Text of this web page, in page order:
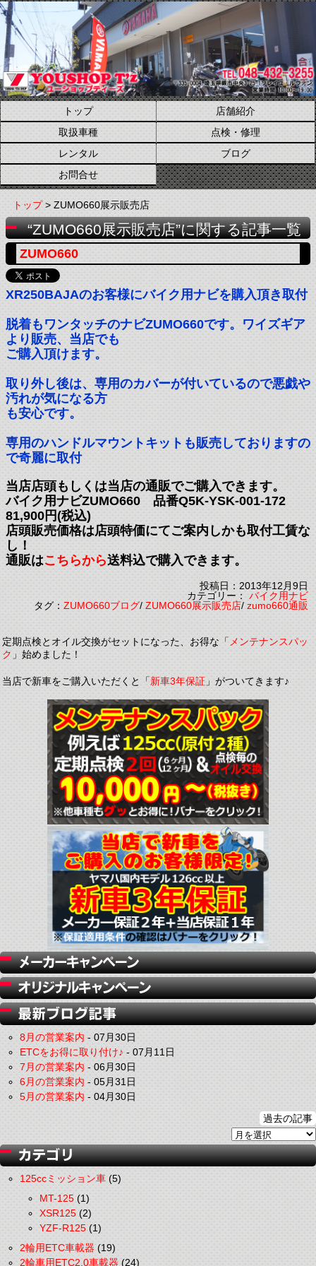
トップ
店舗紹介
取扱車種
点検・修理
レンタル
ブログ
お問合せ
トップ> ZUMO660展示販売店
“ZUMO660展示販売店”に関する記事一覧
ZUMO660
XR250BAJAのお客様にバイク用ナビを購入頂き取付
脱着もワンタッチのナビZUMO660です。ワイズギア
より販売、当店でも
ご購入頂けます。
取り外し後は、専用のカバーが付いているので悪戯や
汚れが気になる方
も安心です。
専用のハンドルマウントキットも販売しておりますの
で奇麗に取付
当店店頭もしくは当店の通販でご購入できます。
バイク用ナビZUMO660 品番Q5K-YSK-001-172
81,900円(税込)
店頭販売価格は店頭特価にてご案内しかも取付工賃な
し！
通販はこちらから送料込で購入できます。
投稿日：2013年12月9日
カテゴリー：バイク用ナビ
タグ：ZUMO660ブログ/ZUMO660展示販売店/zumo660通販
定期点検とオイル交換がセットになった、お得な「メンテナンスパッ
ク」始めました！
当店で新車をご購入いただくと「新車3年保証」がついてきます♪
8月の営業案内-07月30日
ETCをお得に取り付け♪-07月11日
7月の営業案内-06月30日
6月の営業案内-05月31日
5月の営業案内-04月30日
過去の記事
125ccミッション車(5)
MT-125(1)
XSR125(2)
YZF-R125(1)
2輪用ETC車載器(19)
2輪車用ETC2.0車載器(24)